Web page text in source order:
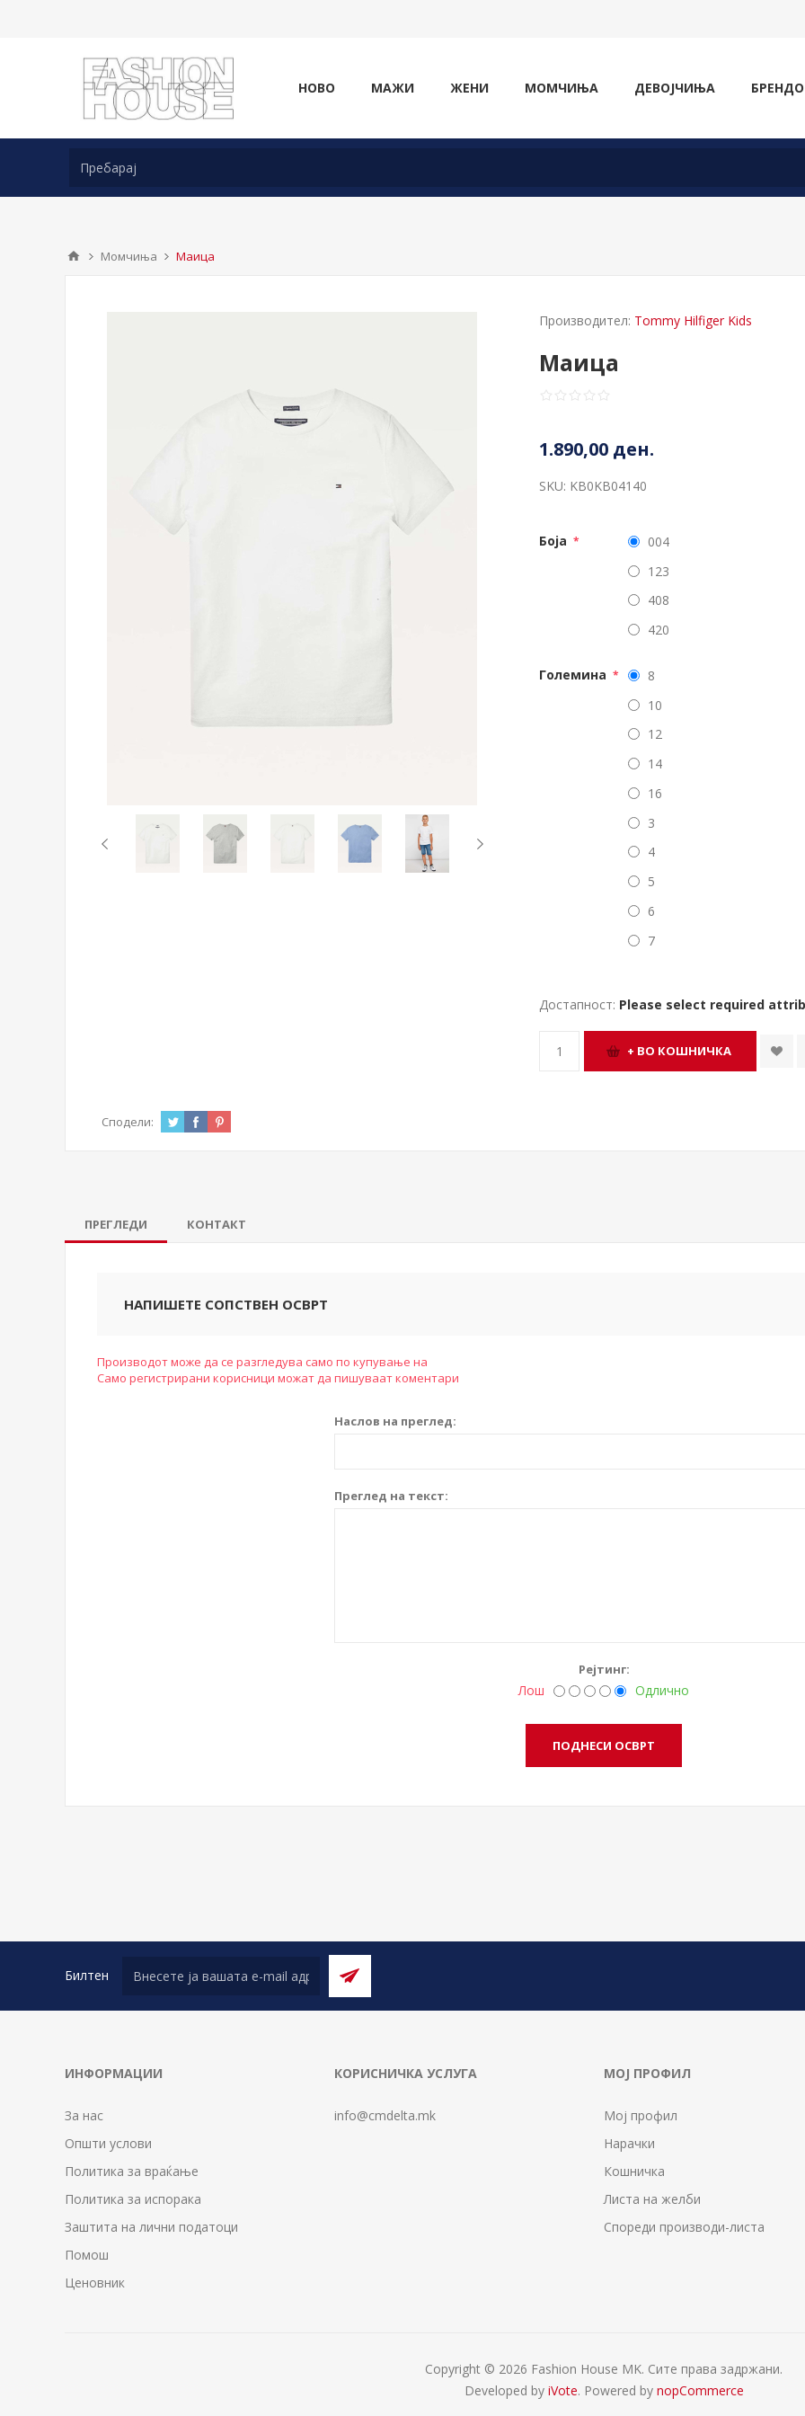
НОВО МАЖИ ЖЕНИ МОМЧИЊА ДЕВОЈЧИЊА
Момчиња Маица
Производител: Tommy Hilfiger Kids
Маица
1.890,00 ден.
SKU: KB0KB04140
Боја *
004
123
408
420
Големина *
8
10
12
14
16
3
4
5
6
7
Достапност: Please select required
Сподели:
ПРЕГЛЕДИ КОНТАКТ
НАПИШЕТЕ СОПСТВЕН ОСВРТ
Производот може да се разгледува само по купување на
Само регистрирани корисници можат да пишуваат коментари
Наслов на преглед:
Преглед на текст:
Рејтинг:
Лош Одлично
Билтен
ИНФОРМАЦИИ
За нас
Општи услови
Политика за враќање
Политика за испорака
Заштита на лични податоци
Помош
Ценовник
КОРИСНИЧКА УСЛУГА
info@cmdelta.mk
МОЈ ПРОФИЛ
Мој профил
Нарачки
Кошничка
Листа на желби
Спореди производи-листа
Copyright © 2026 Fashion House MK. Сите права задржани.
Developed by iVote. Powered by nopCommerce